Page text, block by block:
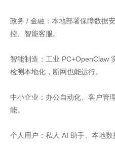
政务 / 金融：本地部署保障数据
控、智能客服。
智能制造：工业 PC+OpenClaw
检测本地化，断网也能运行。
中小企业：办公自动化、客户管
能。
个人用户：私人 AI 助手、本地数